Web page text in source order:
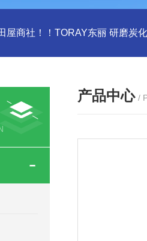
屋商社！！TORAY东丽 研磨炭
产品中心 /